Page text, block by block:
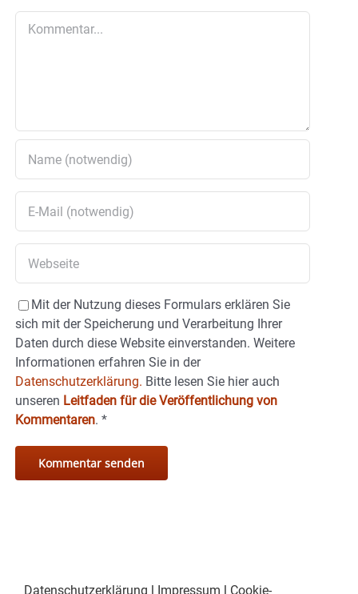
Mit der Nutzung dieses Formulars erklären Sie
sich mit der Speicherung und Verarbeitung Ihrer
Daten durch diese Website einverstanden. Weitere
Informationen erfahren Sie in der
Datenschutzerklärung. Bitte lesen Sie hier auch
unseren Leitfaden für die Veröffentlichung von
Kommentaren. *
Datenschutzerklärung Impressum Cookie-